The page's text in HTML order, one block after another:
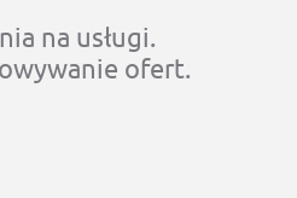
na usługi.
ofert.